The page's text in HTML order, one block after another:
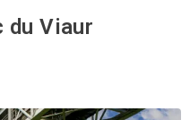
du Viaur